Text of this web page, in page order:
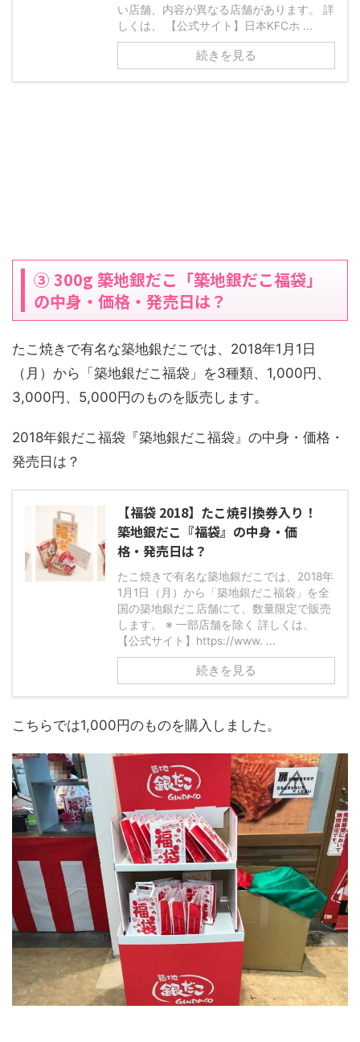
い店舗、内容が異なる店舗があります。 詳
しくは、 【公式サイト】日本KFCホ ...
続きを見る
③ 300g 築地銀だこ「築地銀だこ福袋」
の中身・価格・発売日は？
たこ焼きで有名な築地銀だこでは、2018年1月1日
（月）から「築地銀だこ福袋」を3種類、1,000円、
3,000円、5,000円のものを販売します。
2018年銀だこ福袋『築地銀だこ福袋』の中身・価格・
発売日は？
【福袋 2018】たこ焼引換券入り！
築地銀だこ『福袋』の中身・価
格・発売日は？
たこ焼きで有名な築地銀だこでは、2018年
1月1日（月）から「築地銀だこ福袋」を全
国の築地銀だこ店舗にて、数量限定で販売
します。 ※ 一部店舗を除く 詳しくは、
【公式サイト】https://www. ...
続きを見る
こちらでは1,000円のものを購入しました。